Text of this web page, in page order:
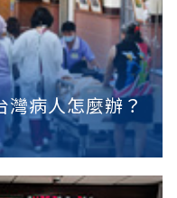
灣病人怎麼辦？